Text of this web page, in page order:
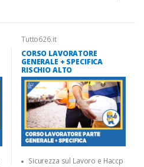
Tutto626.it
CORSO LAVORATORE
GENERALE + SPECIFICA
RISCHIO ALTO
Sicurezza sul Lavoro e Haccp